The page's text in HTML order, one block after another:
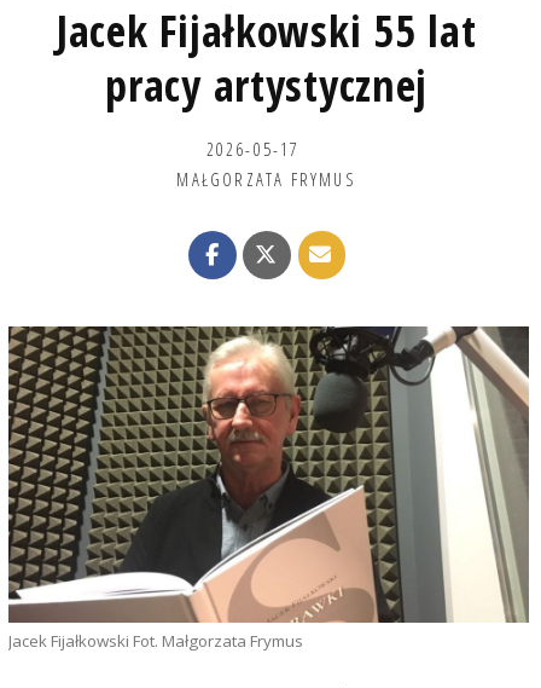
Jacek Fijałkowski 55 lat
pracy artystycznej
2026-05-17
MAŁGORZATA FRYMUS
Jacek Fijałkowski Fot. Małgorzata Frymus